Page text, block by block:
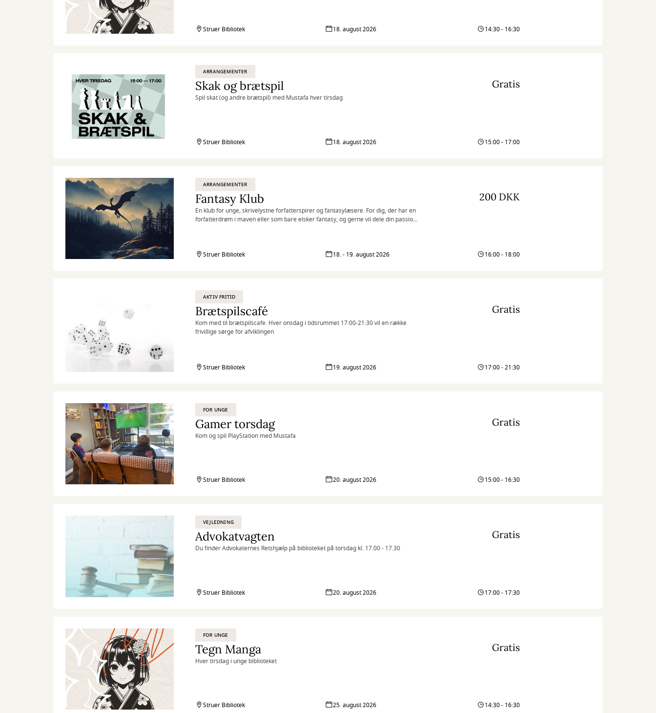
Struer Bibliotek 18. august 2026 14:30 - 16:30
ARRANGEMENTER
Skak og brætspil
Spil skat (og andre brætspil) med Mustafa hver tirsdag
Gratis
Struer Bibliotek 18. august 2026 15:00 - 17:00
ARRANGEMENTER
Fantasy Klub
En klub for unge, skrivelystne forfatterspirer og fantasylæsere. For dig, der har en
forfatterdrøm i maven eller som bare elsker fantasy, og gerne vil dele din passion
200 DKK
Struer Bibliotek 18. - 19. august 2026 16:00 - 18:00
AKTIV FRITID
Brætspilscafé
Kom med til brætspilscafe. Hver onsdag i tidsrummet 17:00-21:30 vil en række
frivillige sørge for afviklingen
Gratis
Struer Bibliotek 19. august 2026 17:00 - 21:30
FOR UNGE
Gamer torsdag
Kom og spil PlayStation med Mustafa
Gratis
Struer Bibliotek 20. august 2026 15:00 - 16:30
VEJLEDNING
Advokatvagten
Du finder Advokaternes Retshjælp på biblioteket på torsdag kl. 17.00 - 17.30
Gratis
Struer Bibliotek 20. august 2026 17:00 - 17:30
FOR UNGE
Tegn Manga
Hver tirsdag i unge biblioteket
Gratis
Struer Bibliotek 25. august 2026 14:30 - 16:30